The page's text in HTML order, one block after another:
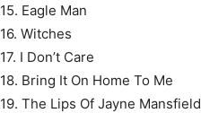
15. Eagle Man
16. Witches
17. I Don’t Care
18. Bring It On Home To Me
19. The Lips Of Jayne Mansfield